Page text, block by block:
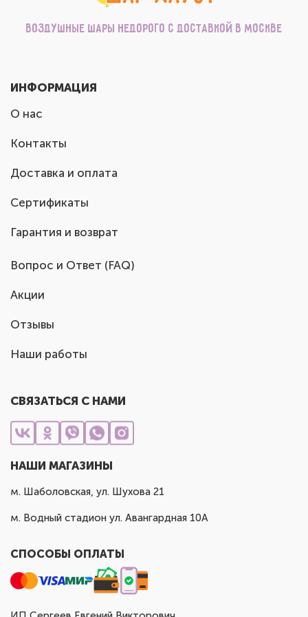
Воздушные шары недорого с доставкой в Москве
ИНФОРМАЦИЯ
О нас
Контакты
Доставка и оплата
Сертификаты
Гарантия и возврат
Вопрос и Ответ (FAQ)
Акции
Отзывы
Наши работы
СВЯЗАТЬСЯ С НАМИ
НАШИ МАГАЗИНЫ
м. Шаболовская, ул. Шухова 21
м. Водный стадион ул. Авангардная 10А
СПОСОБЫ ОПЛАТЫ